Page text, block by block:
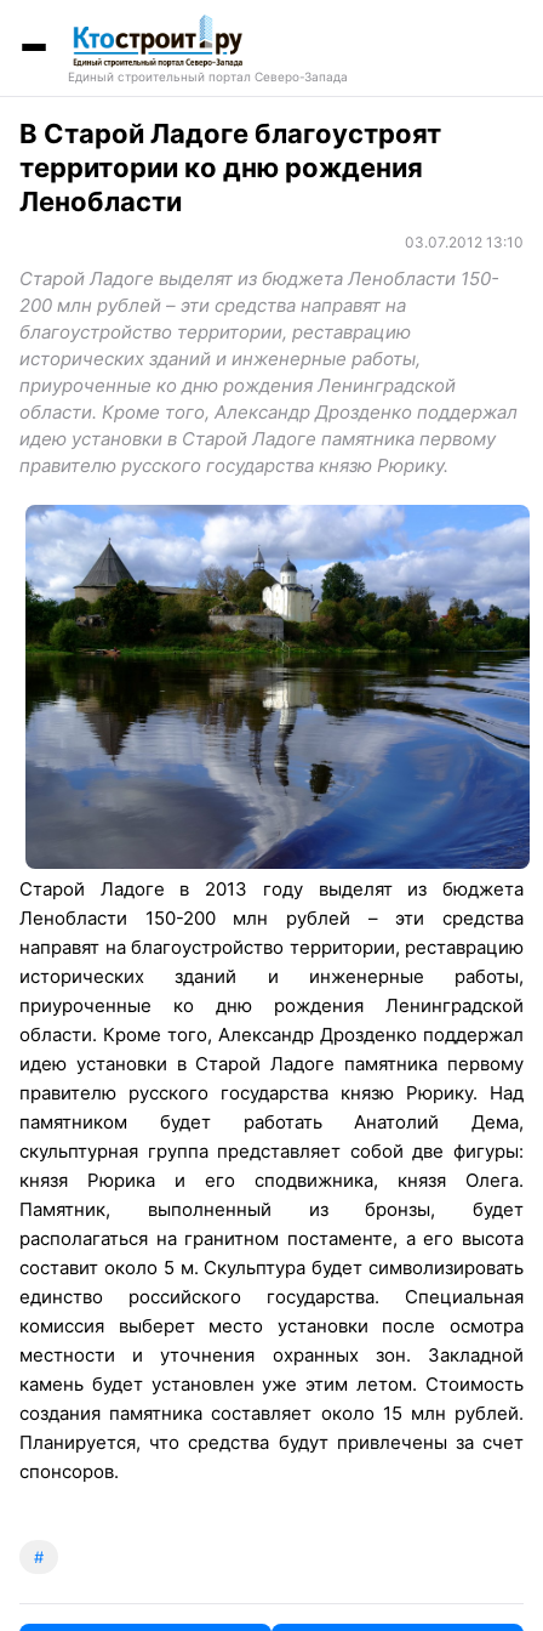
Единый строительный портал Северо-Запада
В Старой Ладоге благоустроят
территории ко дню рождения
Ленобласти
03.07.2012 13:10
Старой Ладоге выделят из бюджета Ленобласти 150-
200 млн рублей – эти средства направят на
благоустройство территории, реставрацию
исторических зданий и инженерные работы,
приуроченные ко дню рождения Ленинградской
области. Кроме того, Александр Дрозденко поддержал
идею установки в Старой Ладоге памятника первому
правителю русского государства князю Рюрику.
Старой Ладоге в 2013 году выделят из бюджета
Ленобласти 150-200 млн рублей – эти средства
направят на благоустройство территории, реставрацию
исторических зданий и инженерные работы,
приуроченные ко дню рождения Ленинградской
области. Кроме того, Александр Дрозденко поддержал
идею установки в Старой Ладоге памятника первому
правителю русского государства князю Рюрику. Над
памятником будет работать Анатолий Дема,
скульптурная группа представляет собой две фигуры:
князя Рюрика и его сподвижника, князя Олега.
Памятник, выполненный из бронзы, будет
располагаться на гранитном постаменте, а его высота
составит около 5 м. Скульптура будет символизировать
единство российского государства. Специальная
комиссия выберет место установки после осмотра
местности и уточнения охранных зон. Закладной
камень будет установлен уже этим летом. Стоимость
создания памятника составляет около 15 млн рублей.
Планируется, что средства будут привлечены за счет
спонсоров.
#